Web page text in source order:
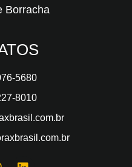
Borracha
5680
8010